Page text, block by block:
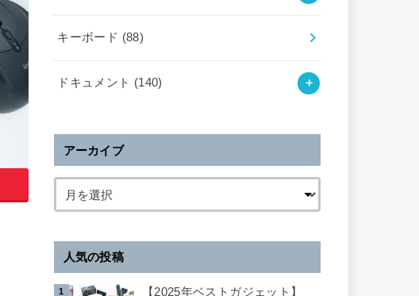
キーボード (88)
ドキュメント (140)
アーカイブ
人気の投稿
【2025年ベストガジェット】